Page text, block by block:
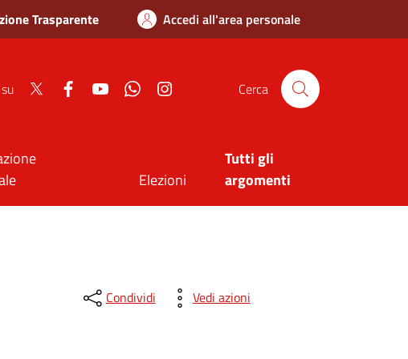
Trasparente Accedi all'area personale
Twitter FacebookYoutube Whatsapp Cerca
Elezioni
Tutti gli
argomenti
Condividi Vedi azioni